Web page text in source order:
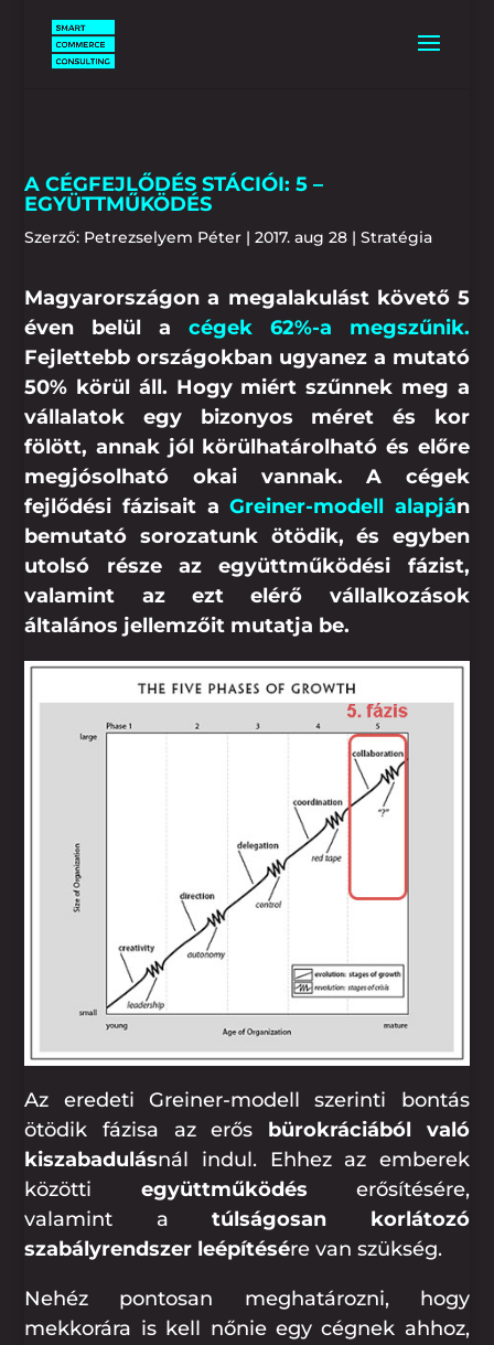
A CÉGFEJLŐDÉS STÁCIÓI: 5 –
EGYÜTTMŰKÖDÉS
Szerző: Petrezselyem Péter |2017. aug 28 |Stratégia
Magyarországon a megalakulást követő 5
éven belül a cégek 62%-a megszűnik.
Fejlettebb országokban ugyanez a mutató
50% körül áll. Hogy miért szűnnek meg a
vállalatok egy bizonyos méret és kor
fölött, annak jól körülhatárolható és előre
megjósolható okai vannak. A cégek
fejlődési fázisait aGreiner-modell alapján
bemutató sorozatunk ötödik, és egyben
utolsó része az együttműködési fázist,
valamint az ezt elérő vállalkozások
általános jellemzőit mutatja be.
Az eredeti Greiner-modell szerinti bontás
ötödik fázisa az erős bürokráciából való
kiszabadulásnál indul. Ehhez az emberek
közötti együttműködés erősítésére,
valamint atúlságosan korlátozó
szabályrendszer leépítésére van szükség.
Nehéz pontosan meghatározni, hogy
mekkorára is kell nőnie egy cégnek ahhoz,